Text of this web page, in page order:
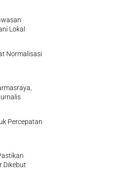
Lokal
Normalisasi
Percepatan
Dikebut